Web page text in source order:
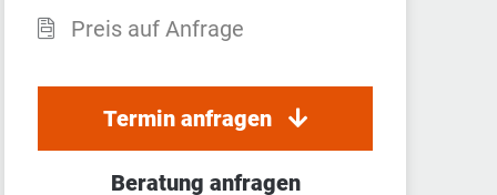
Preis auf Anfrage
Termin anfragen
Beratung anfragen